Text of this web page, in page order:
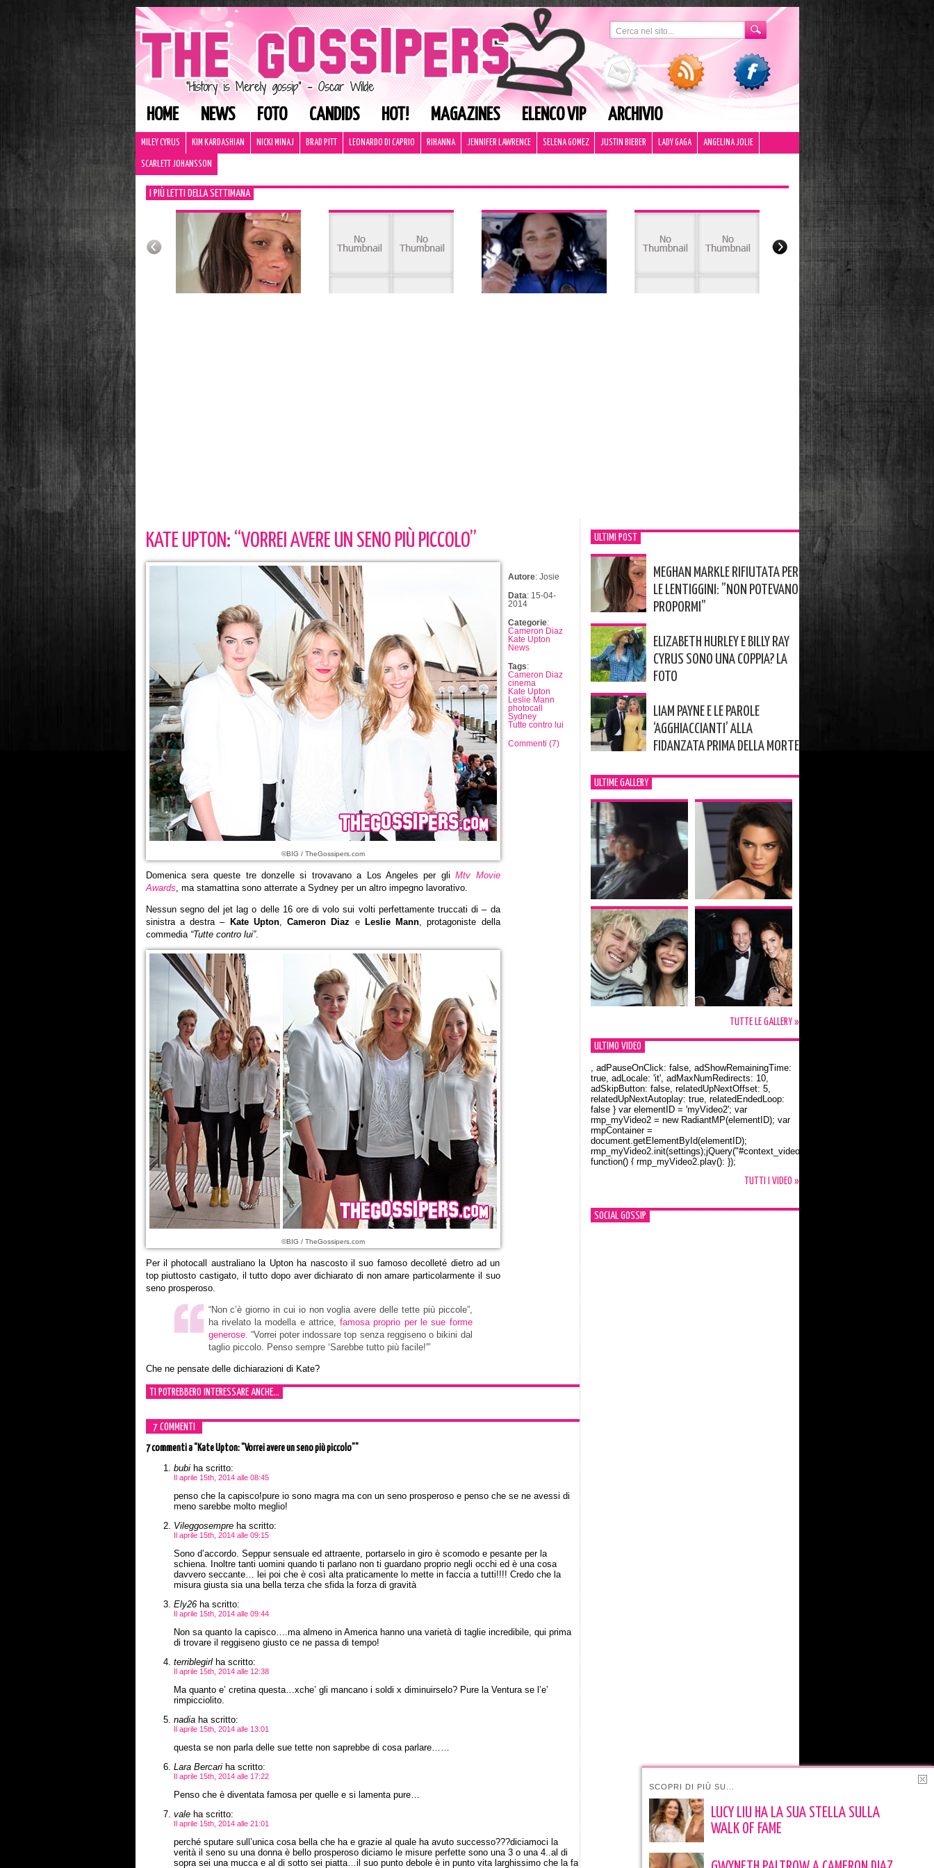
HOME NEWS FOTO CANDIDS HOT! MAGAZINES ELENCO VIP ARCHIVIO
MILEY CYRUS KIM KARDASHIAN NICKI MINAJ BRAD PITT LEONARDO DI CAPRIO RIHANNA JENNIFER LAWRENCE SELENA GOMEZ JUSTIN BIEBER LADY GAGA ANGELINA JOLIE
SCARLETT JOHANSSON
I PIÙ LETTI DELLA SETTIMANA
KATE UPTON: “VORREI AVERE UN SENO PIÙ PICCOLO”
©BIG / TheGossipers.com
Domenica sera queste tre donzelle si trovavano a Los Angeles per gliMtv Movie
Awards, ma stamattina sono atterrate a Sydney per un altro impegno lavorativo.
Nessun segno del jet lag o delle 16 ore di volo sui volti perfettamente truccati di – da
sinistra a destra – Kate Upton, Cameron Diaz e Leslie Mann, protagoniste della
commedia “Tutte contro lui”.
©BIG / TheGossipers.com
Per il photocall australiano la Upton ha nascosto il suo famoso decolleté dietro ad un
top piuttosto castigato, il tutto dopo aver dichiarato di non amare particolarmente il suo
seno prosperoso.
“Non c’è giorno in cui io non voglia avere delle tette più piccole”,
ha rivelato la modella e attrice,famosa proprio per le sue forme
generose. “Vorrei poter indossare top senza reggiseno o bikini dal
taglio piccolo. Penso sempre ‘Sarebbe tutto più facile!'”
Che ne pensate delle dichiarazioni di Kate?
Autore: Josie
Data: 15-04-
2014
Categorie:
Cameron Diaz
Kate Upton
News
Tags:
Cameron Diaz
cinema
Kate Upton
Leslie Mann
photocall
Sydney
Tutte contro lui
Commenti (7)
TI POTREBBERO INTERESSARE ANCHE...
7 COMMENTI
7 commentia “Kate Upton: “Vorrei avere un seno più piccolo””
bubiha scritto:
Il aprile 15th, 2014 alle 08:45
penso che la capisco!pure io sono magra ma con un seno prosperoso e penso che se ne avessi di
meno sarebbe molto meglio!
Vileggosempreha scritto:
Il aprile 15th, 2014 alle 09:15
Sono d’accordo. Seppur sensuale ed attraente, portarselo in giro è scomodo e pesante per la
schiena. Inoltre tanti uomini quando ti parlano non ti guardano proprio negli occhi ed è una cosa
davvero seccante… lei poi che è così alta praticamente lo mette in faccia a tutti!!!! Credo che la
misura giusta sia una bella terza che sfida la forza di gravità
Ely26ha scritto:
Il aprile 15th, 2014 alle 09:44
Non sa quanto la capisco….ma almeno in America hanno una varietà di taglie incredibile, qui prima
di trovare il reggiseno giusto ce ne passa di tempo!
terriblegirlha scritto:
Il aprile 15th, 2014 alle 12:38
Ma quanto e’ cretina questa…xche’ gli mancano i soldi x diminuirselo? Pure la Ventura se l’e’
rimpicciolito.
nadiaha scritto:
Il aprile 15th, 2014 alle 13:01
questa se non parla delle sue tette non saprebbe di cosa parlare……
Lara Bercariha scritto:
Il aprile 15th, 2014 alle 17:22
Penso che è diventata famosa per quelle e si lamenta pure…
valeha scritto:
Il aprile 15th, 2014 alle 21:01
perché sputare sull’unica cosa bella che ha e grazie al quale ha avuto successo???diciamoci la
verità il seno su una donna è bello prosperoso diciamo le misure perfette sono una 3 o una 4..al di
sopra sei una mucca e al di sotto sei piatta…il suo punto debole è in punto vita larghissimo che la fa
ULTIMI POST
MEGHAN MARKLE RIFIUTATA PER
LE LENTIGGINI: ”NON POTEVANO
PROPORMI”
ELIZABETH HURLEY E BILLY RAY
CYRUS SONO UNA COPPIA? LA
FOTO
LIAM PAYNE E LE PAROLE
‘AGGHIACCIANTI’ ALLA
FIDANZATA PRIMA DELLA MORTE
ULTIME GALLERY
TUTTE LE GALLERY »
ULTIMO VIDEO
Orlando Bloom e la t-shirt dedicata a Flynn
, adPauseOnClick: false, adShowRemainingTime:
true, adLocale: 'it', adMaxNumRedirects: 10,
adSkipButton: false, relatedUpNextOffset: 5,
relatedUpNextAutoplay: true, relatedEndedLoop:
false } var elementID = 'myVideo2'; var
rmp_myVideo2 = new RadiantMP(elementID); var
rmpContainer =
document.getElementById(elementID);
rmp_myVideo2.init(settings);jQuery("#context_video2").one("mouseover",
function() { rmp_myVideo2.play(); });
TUTTI I VIDEO »
SOCIAL GOSSIP
SCOPRI DI PIÙ SU...
LUCY LIU HA LA SUA STELLA SULLA
WALK OF FAME